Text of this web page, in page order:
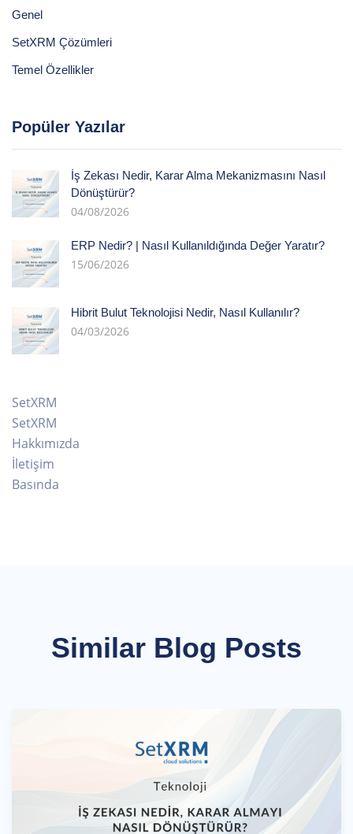
Genel
SetXRM Çözümleri
Temel Özellikler
Popüler Yazılar
İş Zekası Nedir, Karar Alma Mekanizmasını Nasıl
Dönüştürür?
04/08/2026
ERP Nedir? | Nasıl Kullanıldığında Değer Yaratır?
15/06/2026
Hibrit Bulut Teknolojisi Nedir, Nasıl Kullanılır?
04/03/2026
SetXRM
SetXRM
Hakkımızda
İletişim
Basında
Similar Blog Posts